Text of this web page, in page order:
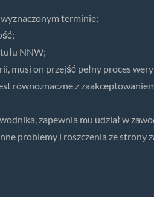
terminie;
NNW;
musi on przejść pełny proces
równoznaczne z
zapewnia mu udział w
problemy i roszczenia ze